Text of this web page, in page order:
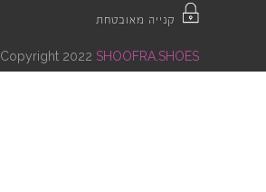
קנייה מאובטחת
Copyright 2022 SHOOFRA.SHOES